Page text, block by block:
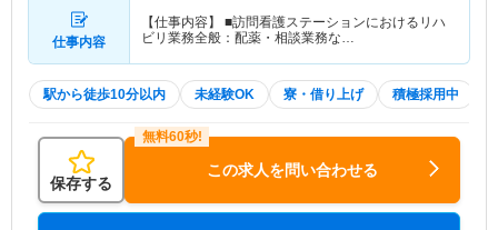
仕事内容
【仕事内容】 ■訪問看護ステーションにおけるリハ
ビリ業務全般：配薬・相談業務な…
駅から徒歩10分以内 未経験OK 寮・借り上げ 積極採用中
保存する
この求人を問い合わせる